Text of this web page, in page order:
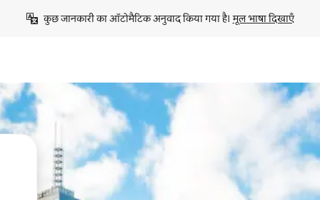
कुछ जानकारी का ऑटोमैटिक अनुवाद किया गया है। मूल भाषा दिखाएँ